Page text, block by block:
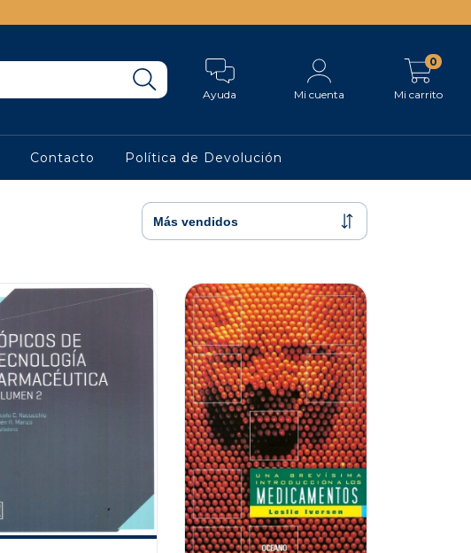
Ayuda Mi cuenta Mi carrito
0
Contacto Política de Devolución